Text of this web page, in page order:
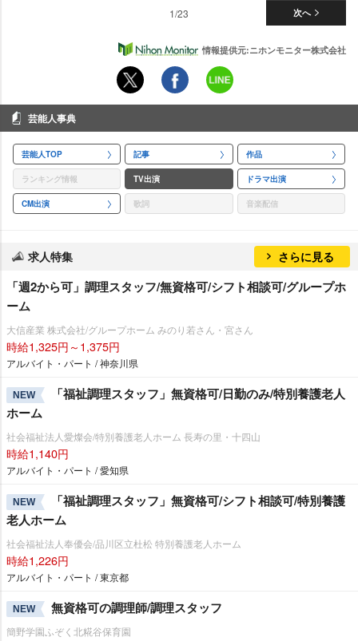
次へ
1/23
情報提供元:ニホンモニター株式会社
芸能人事典
芸能人TOP 記事 作品
ランキング情報 TV出演 ドラマ出演
CM出演 歌詞 音楽配信
求人特集 さらに見る
「週2から可」調理スタッフ/無資格可/シフト相談可/グループホ
ーム
大信産業 株式会社/グループホーム みのり若さん・宮さん
時給1,325円～1,375円
アルバイト・パート / 神奈川県
NEW
「福祉調理スタッフ」無資格可/日勤のみ/特別養護老人
ホーム
社会福祉法人愛燦会/特別養護老人ホーム 長寿の里・十四山
時給1,140円
アルバイト・パート / 愛知県
NEW
「福祉調理スタッフ」無資格可/シフト相談可/特別養護
老人ホーム
社会福祉法人奉優会/品川区立杜松 特別養護老人ホーム
時給1,226円
アルバイト・パート / 東京都
NEW 無資格可の調理師/調理スタッフ
簡野学園ふぞく北糀谷保育園